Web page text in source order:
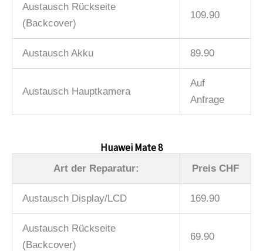
Austausch Rückseite
(Backcover)
109.90
Austausch Akku 89.90
Austausch Hauptkamera
Auf
Anfrage
Huawei Mate 8
Art der Reparatur: Preis CHF
Austausch Display/LCD 169.90
Austausch Rückseite
(Backcover)
69.90